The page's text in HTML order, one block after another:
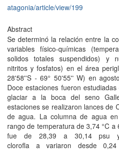
atagonia/article/view/199
Abstract
Se determinó la relación entre la
variables físico-químicas
solidos totales suspendidos) y
nitritos y fosfatos) en el área
28'58''S - 69° 50'55'' W) en
Doce estaciones fueron
glaciar a la boca del seno
estaciones se realizaron lances de
de agua. La columna de agua
rango de temperatura de 3,74 °C a
fue de 28,39 a 30,14 psu y
clorofla a variaron desde